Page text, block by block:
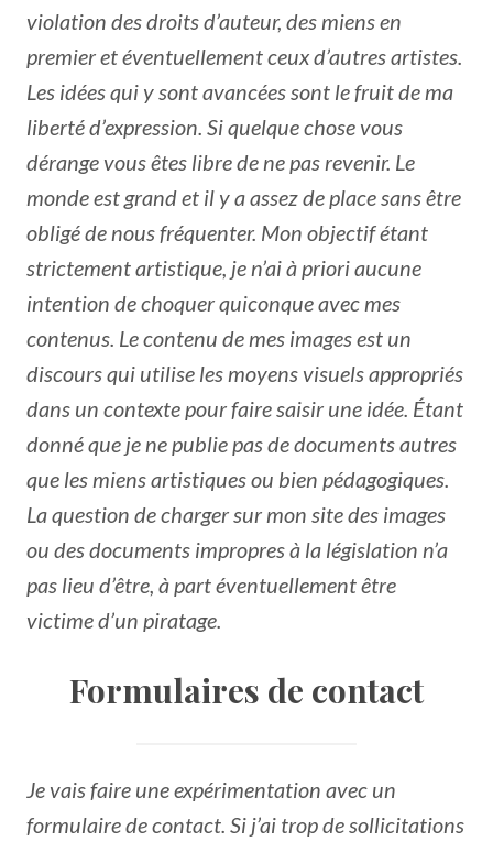
violation des droits d’auteur, des miens en
premier et éventuellement ceux d’autres artistes.
Les idées qui y sont avancées sont le fruit de ma
liberté d’expression. Si quelque chose vous
dérange vous êtes libre de ne pas revenir. Le
monde est grand et il y a assez de place sans être
obligé de nous fréquenter. Mon objectif étant
strictement artistique, je n’ai à priori aucune
intention de choquer quiconque avec mes
contenus. Le contenu de mes images est un
discours qui utilise les moyens visuels appropriés
dans un contexte pour faire saisir une idée. Étant
donné que je ne publie pas de documents autres
que les miens artistiques ou bien pédagogiques.
La question de charger sur mon site des images
ou des documents impropres à la législation n’a
pas lieu d’être, à part éventuellement être
victime d’un piratage.
Formulaires de contact
Je vais faire une expérimentation avec un
formulaire de contact. Si j’ai trop de sollicitations